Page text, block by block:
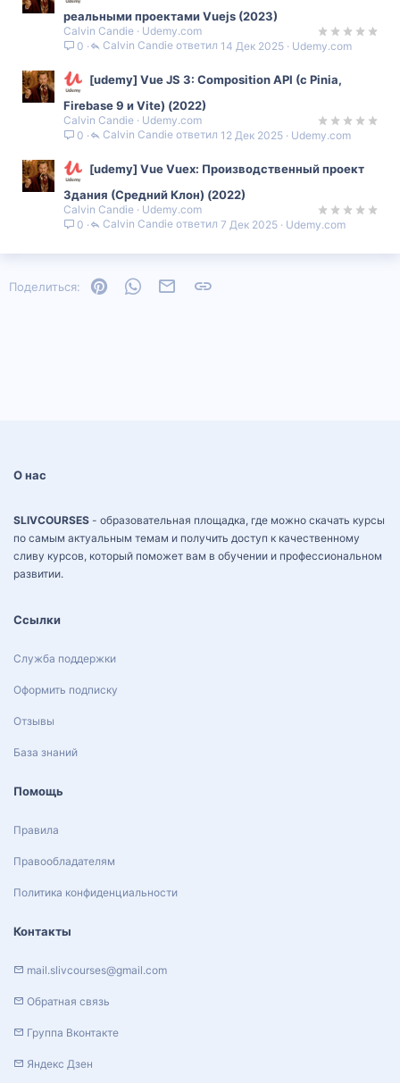
реальными проектами Vuejs (2023)
Calvin Candie
Udemy.com
0
Udemy.com
14 Дек 2025
Calvin Candie
[udemy] Vue JS 3: Composition API (с Pinia,
Firebase 9 и Vite) (2022)
Calvin Candie
Udemy.com
0
Udemy.com
12 Дек 2025
Calvin Candie
[udemy] Vue Vuex: Производственный проект
Здания (Средний Клон) (2022)
Calvin Candie
Udemy.com
0
Udemy.com
7 Дек 2025
Calvin Candie
Поделиться: PinterestWhatsAppЭлектронная почта
О нас
SLIVCOURSES - образовательная площадка, где можно скачать курсы
по самым актуальным темам и получить доступ к качественному
сливу курсов, который поможет вам в обучении и профессиональном
развитии.
Ссылки
Служба поддержки
Оформить подписку
Отзывы
База знаний
Помощь
Правила
Правообладателям
Политика конфиденциальности
Контакты
mail.slivcourses@gmail.com
Обратная связь
Группа Вконтакте
Яндекс Дзен